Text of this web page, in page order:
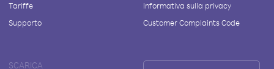
Tariffe
Supporto
Informativa sulla privacy
Customer Complaints Code
SCARICA